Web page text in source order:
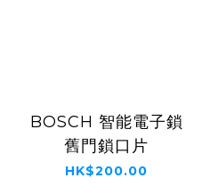
BOSCH 智能電子鎖
舊門鎖口片
HK$200.00